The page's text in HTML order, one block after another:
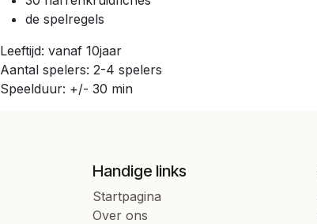
de spelregels
Leeftijd: vanaf 10jaar
Aantal spelers: 2-4 spelers
Speelduur: +/- 30 min
Handige links
Startpagina
Over ons